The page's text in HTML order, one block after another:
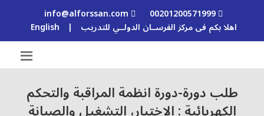
00201200571999
info@alforssan.com
اهلا بكم فى مركز الفرســان الدولــي للتدريب |
English
طلب دورة-دورة انظمة المراقبة والتحكم